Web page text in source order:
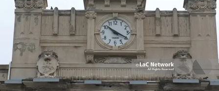
EVENTI
SPORT
Streaming
LAC TV